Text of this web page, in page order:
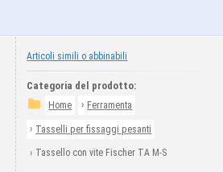
Articoli simili o abbinabili
Categoria del prodotto:
Home › Ferramenta
› Tasselli per fissaggi pesanti
› Tassello con vite Fischer TA M-S